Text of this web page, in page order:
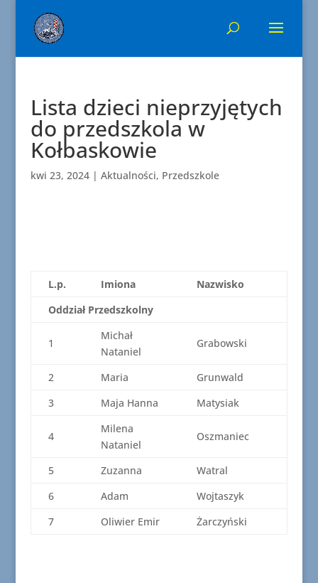
Lista dzieci nieprzyjętych
do przedszkola w
Kołbaskowie
kwi 23, 2024| Aktualności, Przedszkole
L.p. Imiona
Nazwisko
Oddział Przedszkolny
1
Michał
Nataniel
Grabowski
2 Maria
Grunwald
3
Maja Hanna Matysiak
4
Milena
Nataniel
Oszmaniec
5 Zuzanna
Watral
6
Adam
Wojtaszyk
7
Oliwier Emir Żarczyński